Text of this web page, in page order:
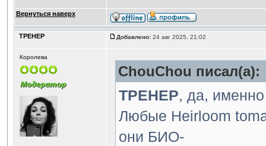
Вернуться наверх
ТРЕНЕР Добавлено:24 авг 2025, 21:02
Королева
ChouChou писал(а):
ТРЕНЕР, да,
Любые Heirloom
они БИО-